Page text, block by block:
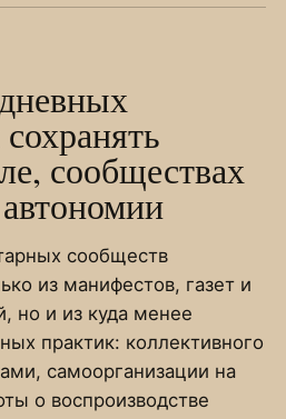
сообществах
сообществ
из манифестов, газет и
но и из куда менее
практик: коллективного
самоорганизации на
о воспроизводстве